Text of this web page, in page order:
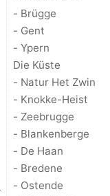
- Brügge
- Gent
- Ypern
Die Küste
- Natur Het Zwin
- Knokke-Heist
- Zeebrugge
- Blankenberge
- De Haan
- Bredene
- Ostende